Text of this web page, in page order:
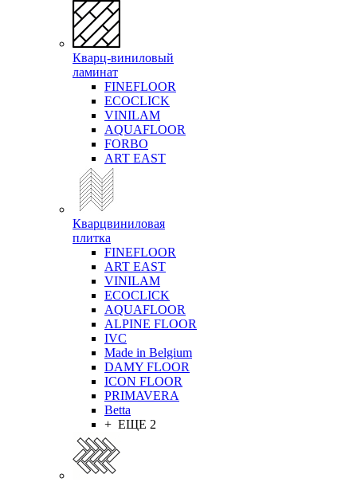
Кварц-виниловый
ламинат
FINEFLOOR
ECOCLICK
VINILAM
AQUAFLOOR
FORBO
ART EAST
Кварцвиниловая
плитка
FINEFLOOR
ART EAST
VINILAM
ECOCLICK
AQUAFLOOR
ALPINE FLOOR
IVC
Made in Belgium
DAMY FLOOR
ICON FLOOR
PRIMAVERA
Betta
+ ЕЩЕ 2